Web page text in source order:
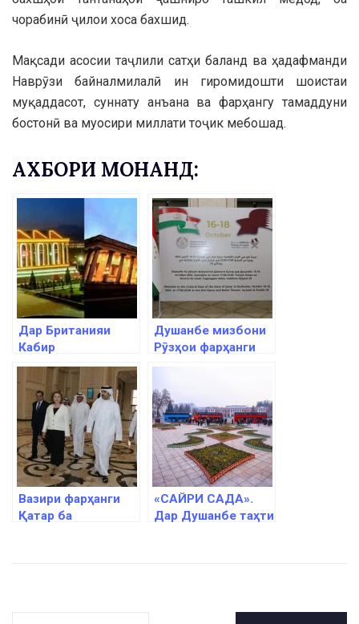
чорабинӣ ҷилои хоса бахшид.
Мақсади асосии таҷлили сатҳи баланд ва ҳадафманди
Наврӯзи байналмилалӣ ин гиромидошти шоистаи
муқаддасот, суннату анъана ва фарҳангу тамаддуни
бостонӣ ва муосири миллати тоҷик мебошад.
АХБОРИ МОНАНД:
Дар Британияи
Кабир
нахустнамоиши
Осорхонаи миллӣ
баргузор мешавад
Душанбе мизбони
Рӯзҳои фарҳанги
Давлати Қатар дар
Вазири фарҳанги
Қатар ба
«САЙРИ САДА».
Дар Душанбе таҳти